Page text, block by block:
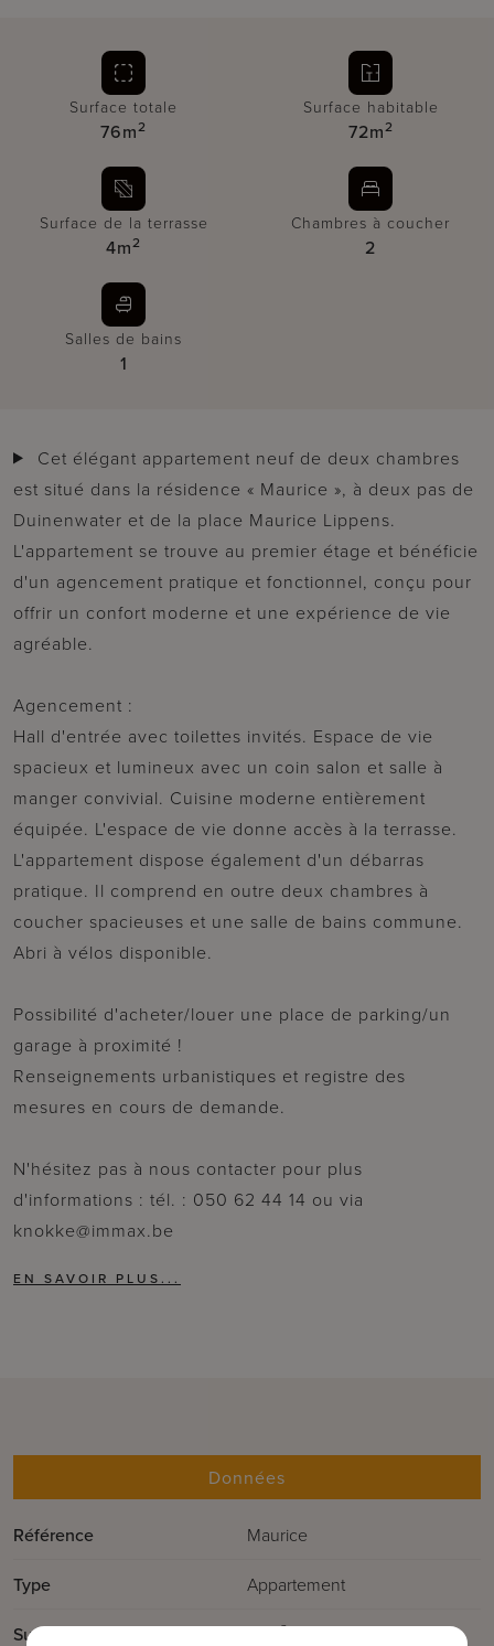
Surface totale
76m2
Surface habitable
72m2
Surface de la terrasse
4m2
Chambres à coucher
2
Salles de bains
1
est situé dans la résidence « Maurice », à deux pas de
Duinenwater et de la place Maurice Lippens.
L'appartement se trouve au premier étage et bénéficie
d'un agencement pratique et fonctionnel, conçu pour
offrir un confort moderne et une expérience de vie
agréable.
Agencement :
Hall d'entrée avec toilettes invités. Espace de vie
spacieux et lumineux avec un coin salon et salle à
manger convivial. Cuisine moderne entièrement
équipée. L'espace de vie donne accès à la terrasse.
L'appartement dispose également d'un débarras
pratique. Il comprend en outre deux chambres à
coucher spacieuses et une salle de bains commune.
Abri à vélos disponible.
Possibilité d'acheter/louer une place de parking/un
garage à proximité !
Renseignements urbanistiques et registre des
mesures en cours de demande.
N'hésitez pas à nous contacter pour plus
d'informations : tél. : 050 62 44 14 ou via
knokke@immax.be
Données
Référence Maurice
Type Appartement
Surface totale 76m2